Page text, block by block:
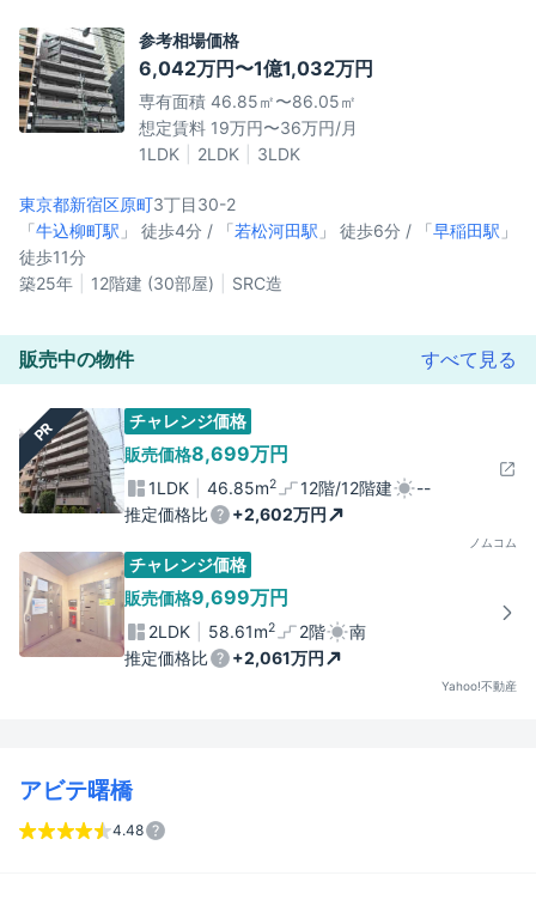
参考相場価格
6,042万円〜1億1,032万円
専有面積 46.85㎡〜86.05㎡
想定賃料 19万円〜36万円/月
1LDK
2LDK 3LDK
東京都新宿区原町3丁目30-2
「牛込柳町駅 」 徒歩4分 / 「若松河田駅 」 徒歩6分 / 「早稲田駅 」
徒歩11分
築25年
12階建 (30部屋) SRC造
販売中の物件 すべて見る
PR
チャレンジ価格
販売価格8,699万円
1LDK 46.85m2 12階/12階建
--
推定価格比
+2,602万円
ノムコム
チャレンジ価格
販売価格9,699万円
2LDK 58.61m2 2階
南
推定価格比
+2,061万円
Yahoo!不動産
アビテ曙橋
4.48